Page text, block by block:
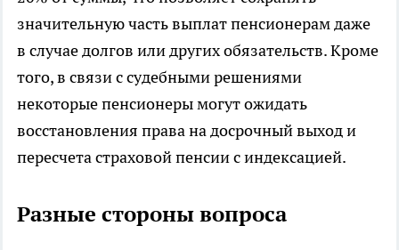
значительную часть выплат пенсионерам даже
в случае долгов или других обязательств. Кроме
того, в связи с судебными решениями
некоторые пенсионеры могут ожидать
восстановления права на досрочный выход и
пересчета страховой пенсии с индексацией.
Разные стороны вопроса